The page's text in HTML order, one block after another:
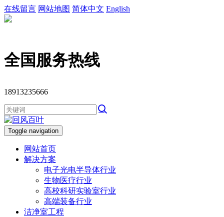
在线留言 网站地图 简体中文 English
全国服务热线
18913235666
Toggle navigation
网站首页
解决方案
电子光电半导体行业
生物医疗行业
高校科研实验室行业
高端装备行业
洁净室工程